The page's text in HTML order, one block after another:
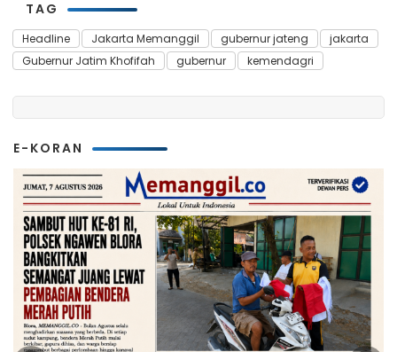
TAG
Headline Jakarta Memanggil gubernur jateng
jakarta
Gubernur Jatim Khofifah
gubernur kemendagri
E-KORAN